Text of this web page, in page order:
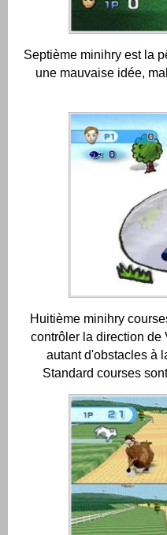
Septième minihry est la
une mauvaise idée,
Huitième minihry
contrôler la direction de
autant d'obstacles à
Standard courses